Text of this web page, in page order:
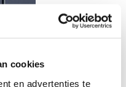
cookies
en advertenties te